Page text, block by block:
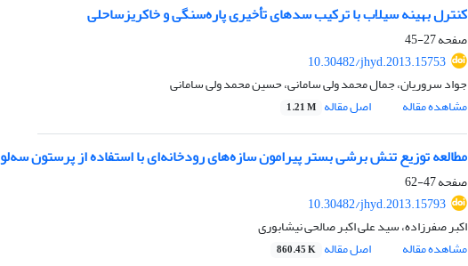
کنترل بهینه سیلاب با ترکیب سدهای تأخیری پاره‌سنگی و خاکریزساحلی
صفحه27-45
10.30482/jhyd.2013.15753
جواد سروریان، جمال محمد ولی سامانی، حسین محمد ولی سامانی
مشاهده مقاله
اصل مقاله 1.21 M
مطالعه توزیع تنش برشی بستر پیرامون سازه‌های رودخانه‌ای با استفاده از پرستون
صفحه47-62
10.30482/jhyd.2013.15793
اکبر صفرزاده، سید علی اکبر صالحی نیشابوری
مشاهده مقاله
اصل مقاله 860.45 K